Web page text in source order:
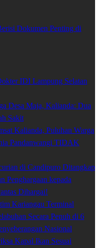
Dokumen Penting di
IDI Lampung Selatan
Desa Maja, Kalianda: Dua
Sakit
Kalianda, Puluhan Warga
Pandanwangi TIDAK
di Candipuro Ditangkap
Penghargaan kepada
Dihargai!
Kariangau Terminal
Secara Penuh di 6
Nasional
Kapal Ikan Sesuai